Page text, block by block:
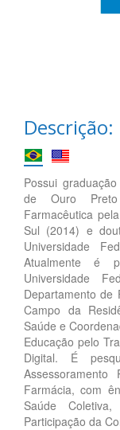
Descrição:
Possui
de Ouro Preto
Farmacêutica
Sul (2014) e
Universidade
Atualmente é
Universidade
Departamento de
Campo da
Saúde e
Educação pelo
Digital. É
Farmácia, com
Saúde
Participação da